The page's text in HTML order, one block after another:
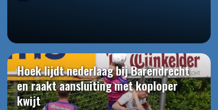
Hoek lijdt nederlaag bij Barendrecht
en raakt aansluiting met koploper
kwijt